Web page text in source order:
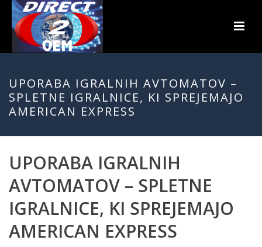
UPORABA IGRALNIH AVTOMATOV –
SPLETNE IGRALNICE, KI SPREJEMAJO
AMERICAN EXPRESS
UPORABA IGRALNIH
AVTOMATOV – SPLETNE
IGRALNICE, KI SPREJEMAJO
AMERICAN EXPRESS